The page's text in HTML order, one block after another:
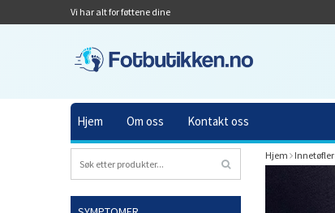
Vi har alt for føttene dine
Hjem Om oss Kontakt oss
Hjem Innetøfler